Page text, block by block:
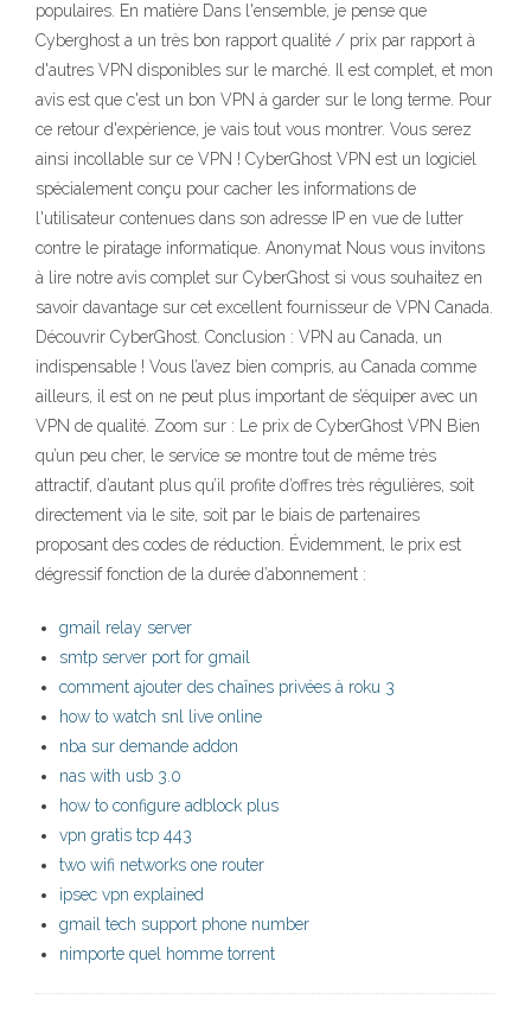
populaires. En matière Dans l'ensemble, je pense que
Cyberghost a un très bon rapport qualité / prix par rapport à
d'autres VPN disponibles sur le marché. Il est complet, et mon
avis est que c'est un bon VPN à garder sur le long terme. Pour
ce retour d'expérience, je vais tout vous montrer. Vous serez
ainsi incollable sur ce VPN ! CyberGhost VPN est un logiciel
spécialement conçu pour cacher les informations de
l'utilisateur contenues dans son adresse IP en vue de lutter
contre le piratage informatique. Anonymat Nous vous invitons
à lire notre avis complet sur CyberGhost si vous souhaitez en
savoir davantage sur cet excellent fournisseur de VPN Canada.
Découvrir CyberGhost. Conclusion : VPN au Canada, un
indispensable ! Vous l’avez bien compris, au Canada comme
ailleurs, il est on ne peut plus important de s’équiper avec un
VPN de qualité. Zoom sur : Le prix de CyberGhost VPN Bien
qu’un peu cher, le service se montre tout de même très
attractif, d’autant plus qu’il profite d’offres très régulières, soit
directement via le site, soit par le biais de partenaires
proposant des codes de réduction. Évidemment, le prix est
dégressif fonction de la durée d’abonnement :
gmail relay server
smtp server port for gmail
comment ajouter des chaînes privées à roku 3
how to watch snl live online
nba sur demande addon
nas with usb 3.0
how to configure adblock plus
vpn gratis tcp 443
two wifi networks one router
ipsec vpn explained
gmail tech support phone number
nimporte quel homme torrent